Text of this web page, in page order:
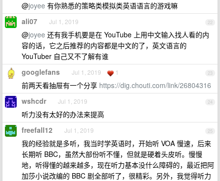
@joyee 有你熟悉的策略类模拟类英语语言的游戏嘛
22
ali07 Jul 1, 2019
@joyee 还有我手机要是在 YouTube 上用中文输入找人看的内
容的话，它之后推荐的内容都是中文的了，英文语言的
YouTuber 自己又不了解有谁
23
googlefans Jul 1, 2019 1
前两天看抽屉有一个分享 https://dig.chouti.com/link/26804316
24
wshcdr Jul 1, 2019
听力没有太好的办法来提高
25
freefall12 Jul 1, 2019
我的经验就是多听，我当时学英语时，开始听 VOA 慢速，后来
长期听 BBC，虽然大部份听不懂，但就是硬着头皮听。慢慢
地，听得懂的越来越多，现在听力基本没什么障碍的，最近把阿
加莎小说改编的 BBC 剧全部听了，很精彩。另外，我觉得听力